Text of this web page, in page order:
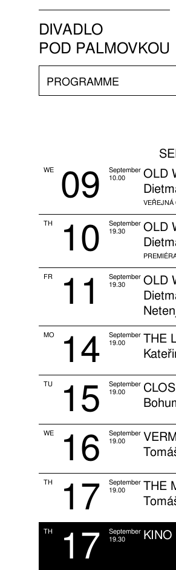
DIVADLO
POD PALMOVKOU
PROGRAMME
WE 09
September
10.00
OLD
VEŘEJNÁ
TH 10
September
19.30
OLD
FR 11
September
19.30
OLD
MO 14
September
19.00
THE
TU 15
September
19.00
WE 16
September
19.00
TH 17
September
19.00
THE
TH 17
September
19.30